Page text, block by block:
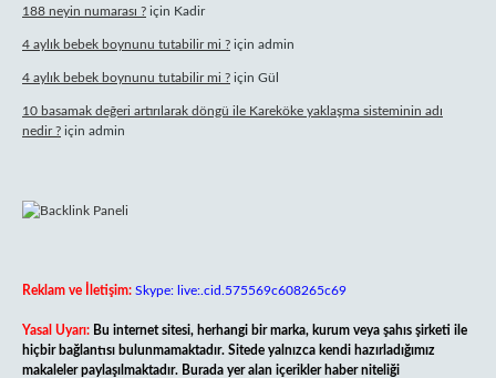
188 neyin numarası ? için Kadir
4 aylık bebek boynunu tutabilir mi ? için admin
4 aylık bebek boynunu tutabilir mi ? için Gül
10 basamak değeri artırılarak döngü ile Kareköke yaklaşma sisteminin adı
nedir ? için admin
Reklam ve İletişim: Skype: live:.cid.575569c608265c69
Yasal Uyarı: Bu internet sitesi, herhangi bir marka, kurum veya şahıs şirketi ile
hiçbir bağlantısı bulunmamaktadır. Sitede yalnızca kendi hazırladığımız
makaleler paylaşılmaktadır. Burada yer alan içerikler haber niteliği